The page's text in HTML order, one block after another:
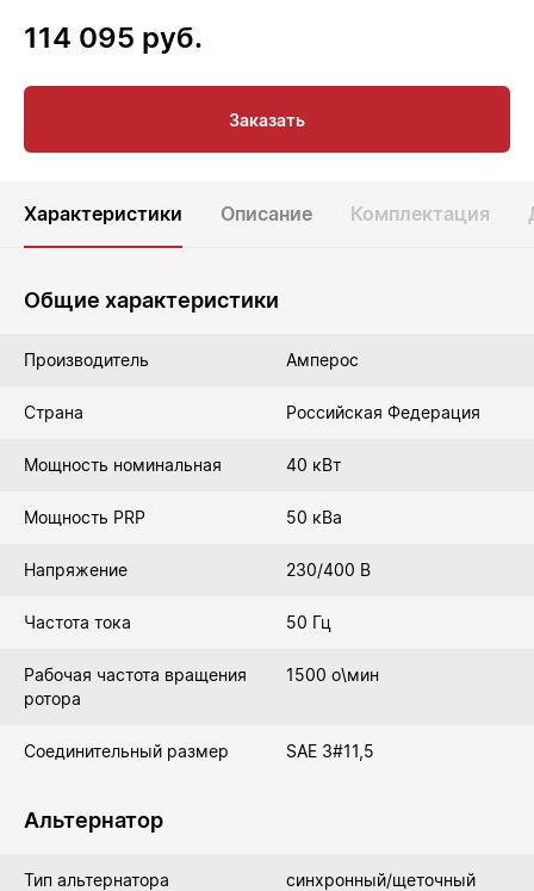
114 095 руб.
Заказать
Характеристики Описание Комплектация
Общие характеристики
Производитель Амперос
Страна Российская Федерация
Мощность номинальная 40 кВт
Мощность PRP 50 кВа
Напряжение 230/400 В
Частота тока 50 Гц
Рабочая частота вращения
ротора
1500 о\мин
Соединительный размер SAE 3#11,5
Альтернатор
Тип альтернатора синхронный/щеточный